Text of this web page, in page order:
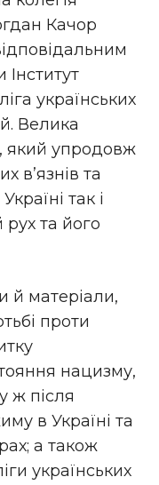
Качор
Інститут
українських
Велика
який упродовж
в’язнів та
так і
та його
й матеріали,
проти
нацизму,
ж після
в Україні та
а також
українських